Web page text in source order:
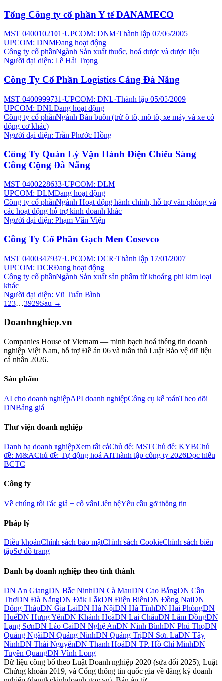
Tổng Công ty cổ phần Y tế DANAMECO
MST 0400102101·UPCOM: DNM·Thành lập 07/06/2005
UPCOM: DNMĐang hoạt động
Công ty cổ phầnNgành Sản xuất thuốc, hoá dược và dược liệu
Người đại diện: Lê Hải Trọng
Công Ty Cổ Phần Logistics Cảng Đà Nẵng
MST 0400999731 ·UPCOM: DNL·Thành lập 05/03/2009
UPCOM: DNLĐang hoạt động
Công ty cổ phầnNgành Bán buôn (trừ ô tô, mô tô, xe máy và xe có
động cơ khác)
Người đại diện: Trần Phước Hồng
Công Ty Quản Lý Vận Hành Điện Chiếu Sáng
Công Cộng Đà Nẵng
MST 0400228633·UPCOM: DLM
UPCOM: DLMĐang hoạt động
Công ty cổ phầnNgành Hoạt động hành chính, hỗ trợ văn phòng và
các hoạt động hỗ trợ kinh doanh khác
Người đại diện: Phạm Văn Viện
Công Ty Cổ Phần Gạch Men Cosevco
MST 0400347937·UPCOM: DCR·Thành lập 17/01/2007
UPCOM: DCRĐang hoạt động
Công ty cổ phầnNgành Sản xuất sản phẩm từ khoáng phi kim loại
khác
Người đại diện: Vũ Tuấn Bình
1 23…3929Sau →
Doanhnghiep.vn
Companies House of Vietnam — minh bạch hoá thông tin doanh
nghiệp Việt Nam, hỗ trợ Đề án 06 và tuân thủ Luật Bảo vệ dữ liệu
cá nhân 2026.
Sản phẩm
AI cho doanh nghiệpAPI doanh nghiệpCông cụ kế toánTheo dõi
DNBảng giá
Thư viện doanh nghiệp
Danh bạ doanh nghiệpXem tất cảChủ đề: MSTChủ đề: KYBChủ
đề: M&AChủ đề: Tự động hoá AIThành lập công ty 2026Đọc hiểu
BCTC
Công ty
Về chúng tôiTác giả + cố vấnLiên hệYêu cầu gỡ thông tin
Pháp lý
Điều khoảnChính sách bảo mậtChính sách CookieChính sách biên
tậpSơ đồ trang
Danh bạ doanh nghiệp theo tỉnh thành
DN An GiangDN Bắc NinhDN Cà MauDN Cao BằngDN Cần
ThơDN Đà NẵngDN Đắk LắkDN Điện BiênDN Đồng NaiDN
Đồng ThápDN Gia LaiDN Hà NộiDN Hà TĩnhDN Hải PhòngDN
HuếDN Hưng YênDN Khánh HoàDN Lai ChâuDN Lâm ĐồngDN
Lạng SơnDN Lào CaiDN Nghệ AnDN Ninh BìnhDN Phú ThọDN
Quảng NgãiDN Quảng NinhDN Quảng TrịDN Sơn LaDN Tây
NinhDN Thái NguyênDN Thanh HoáDN TP. Hồ Chí MinhDN
Tuyên QuangDN Vĩnh Long
Dữ liệu công bố theo Luật Doanh nghiệp 2020 (sửa đổi 2025), Luật
Chứng khoán 2019, và Cổng thông tin quốc gia về đăng ký doanh